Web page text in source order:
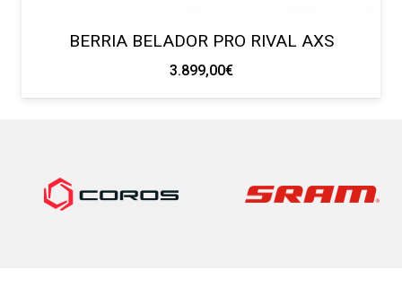
BERRIA BELADOR PRO RIVAL AXS
3.899,00€